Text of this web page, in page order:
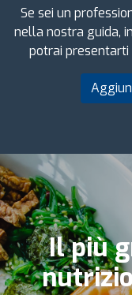
Se sei un
nella nostra guida,
potrai
Il più